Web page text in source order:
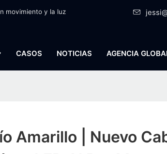
movimiento y la luz
CASOS NOTICIAS AGENCIA
Amarillo | Nuevo